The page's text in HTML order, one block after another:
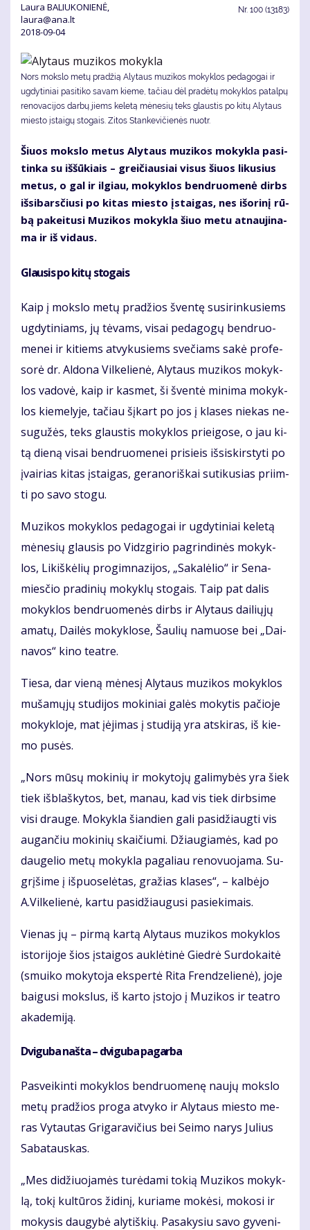
Laura BALIUKONIENĖ,
laura@ana.lt
2018-09-04
Nr. 100 (13183)
Nors mokslo metų pradžią Alytaus muzikos mokyklos pedagogai ir
ugdytiniai pasitiko savam kieme, tačiau dėl pradėtų mokyklos patalpų
renovacijos darbų jiems keletą mėnesių teks glaustis po kitų Alytaus
miesto įstaigų stogais. Zi­tos Stan­ke­vi­čie­nės nuotr.
Šiuos moks­lo me­tus Aly­taus mu­zi­kos mo­kyk­la pa­si­
tin­ka su iš­šū­kiais – grei­čiau­siai vi­sus šiuos li­ku­sius
me­tus, o gal ir il­giau, mo­kyk­los ben­druo­me­nė dirbs
iš­si­bars­čiu­si po ki­tas mies­to įstai­gas, nes iš­ori­nį rū­
bą pa­kei­tu­si Mu­zi­kos mo­kyk­la šiuo me­tu at­nau­ji­na­
ma ir iš vi­daus.
Glau­sis po ki­tų sto­gais
Kaip į moks­lo me­tų pra­džios šven­tę su­si­rin­ku­siems
ug­dy­ti­niams, jų tė­vams, vi­sai pe­da­go­gų ben­druo­
me­nei ir ki­tiems at­vy­ku­siems sve­čiams sa­kė pro­fe­
so­rė dr. Al­do­na Vil­ke­lie­nė, Aly­taus mu­zi­kos mo­kyk­
los va­do­vė, kaip ir kas­met, ši šven­tė mi­ni­ma mo­kyk­
los kie­me­ly­je, ta­čiau šį­kart po jos į kla­ses nie­kas ne­
su­gu­žės, teks glaus­tis mo­kyk­los pri­ei­go­se, o jau ki­
tą die­ną vi­sai ben­druo­me­nei pri­sie­is iš­si­skirs­ty­ti po
įvai­rias ki­tas įstai­gas, ge­ra­no­riš­kai su­ti­ku­sias pri­im­
ti po sa­vo sto­gu.
Mu­zi­kos mo­kyk­los pe­da­go­gai ir ug­dy­ti­niai ke­le­tą
mė­ne­sių glau­sis po Vidz­gi­rio pa­grin­di­nės mo­kyk­
los, Li­kiš­kė­lių pro­gim­na­zi­jos, „Sa­ka­lė­lio“ ir Se­na­
mies­čio pra­di­nių mo­kyk­lų sto­gais. Taip pat da­lis
mo­kyk­los ben­druo­me­nės dirbs ir Aly­taus dai­lių­jų
ama­tų, Dai­lės mo­kyk­lo­se, Šau­lių na­muo­se bei „Dai­
na­vos“ ki­no te­at­re.
Tie­sa, dar vie­ną mė­ne­sį Aly­taus mu­zi­kos mo­kyk­los
mu­ša­mų­jų stu­di­jos mo­ki­niai ga­lės mo­ky­tis pa­čio­je
mo­kyk­lo­je, mat įė­ji­mas į stu­di­ją yra at­ski­ras, iš kie­
mo pu­sės.
„Nors mū­sų mo­ki­nių ir mo­ky­to­jų ga­li­my­bės yra šiek
tiek iš­blaš­ky­tos, bet, ma­nau, kad vis tiek dirb­si­me
vi­si drau­ge. Mo­kyk­la šian­dien ga­li pa­si­džiaug­ti vis
au­gan­čiu mo­ki­nių skai­čiu­mi. Džiau­gia­mės, kad po
dau­ge­lio me­tų mo­kyk­la pa­ga­liau re­no­vuo­ja­ma. Su­
grį­ši­me į iš­puo­se­lė­tas, gra­žias kla­ses“, – kal­bė­jo
A.Vil­ke­lie­nė, kar­tu pa­si­džiau­gu­si pa­sie­ki­mais.
Vie­nas jų – pir­mą kar­tą Aly­taus mu­zi­kos mo­kyk­los
is­to­ri­jo­je šios įstai­gos auk­lė­ti­nė Gied­rė Sur­do­kai­tė
(smui­ko mo­ky­to­ja eks­per­tė Ri­ta Fren­dze­lie­nė), jo­je
bai­gu­si moks­lus, iš kar­to įsto­jo į Mu­zi­kos ir te­at­ro
aka­de­mi­ją.
Dvi­gu­ba naš­ta – dvi­gu­ba pa­gar­ba
Pa­svei­kin­ti mo­kyk­los ben­druo­me­nę nau­jų moks­lo
me­tų pra­džios pro­ga at­vy­ko ir Aly­taus mies­to me­
ras Vy­tau­tas Gri­ga­ra­vi­čius bei Sei­mo na­rys Ju­lius
Sa­ba­taus­kas.
„Mes di­džiuo­ja­mės tu­rė­da­mi to­kią Mu­zi­kos mo­kyk­
lą, to­kį kul­tū­ros ži­di­nį, ku­ria­me mo­kė­si, mo­ko­si ir
mo­ky­sis dau­gy­bė aly­tiš­kių. Pa­sa­ky­siu sa­vo gy­ve­ni­